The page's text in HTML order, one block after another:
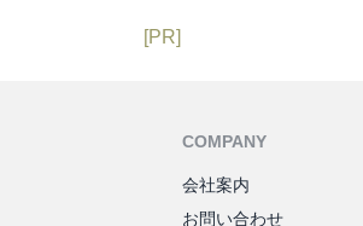
[PR]
COMPANY
会社案内
お問い合わせ